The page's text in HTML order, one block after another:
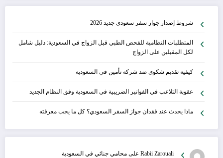
شروط إصدار جواز سفر سعودي جديد 2026
المتطلبات النظامية للفحص الطبي قبل الزواج في السعودية: دليل شامل
لكل المقبلين على الزواج
كيفية تقديم شكوى ضد شركة تأمين في السعودية
عقوبة التلاعب في الفواتير الضريبية في السعودية وفق النظام الجديد
ماذا يحدث عند فقدان جواز السفر السعودي؟ كل ما يجب معرفته
Rabii Zarouali على محامي جنائي في السعودية